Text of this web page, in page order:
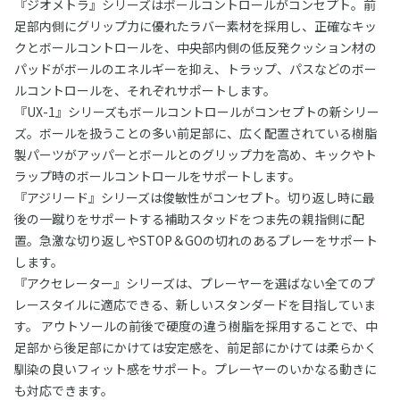
『ジオメトラ』シリーズはボールコントロールがコンセプト。前
足部内側にグリップ力に優れたラバー素材を採用し、正確なキッ
クとボールコントロールを、中央部内側の低反発クッション材の
パッドがボールのエネルギーを抑え、トラップ、パスなどのボー
ルコントロールを、それぞれサポートします。
『UX-1』シリーズもボールコントロールがコンセプトの新シリー
ズ。ボールを扱うことの多い前足部に、広く配置されている樹脂
製パーツがアッパーとボールとのグリップ力を高め、キックやト
ラップ時のボールコントロールをサポートします。
『アジリード』シリーズは俊敏性がコンセプト。切り返し時に最
後の一蹴りをサポートする補助スタッドをつま先の親指側に配
置。急激な切り返しやSTOP＆GOの切れのあるプレーをサポート
します。
『アクセレーター』シリーズは、プレーヤーを選ばない全てのプ
レースタイルに適応できる、新しいスタンダードを目指していま
す。 アウトソールの前後で硬度の違う樹脂を採用することで、中
足部から後足部にかけては安定感を、前足部にかけては柔らかく
馴染の良いフィット感をサポート。プレーヤーのいかなる動きに
も対応できます。